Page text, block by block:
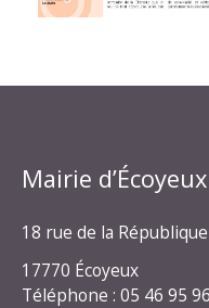
Mairie d’Écoyeux
18 rue de la République
17770 Écoyeux
Téléphone : 05 46 95